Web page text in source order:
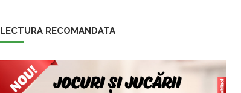
LECTURA RECOMANDATA